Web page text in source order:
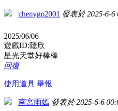
chenygo2001 發表於 2025-6-6
2025/06/06
遊戲ID:隱欣
星光天堂好棒棒
回復
使用道具 舉報
南宮雨嫣 發表於 2025-6-6